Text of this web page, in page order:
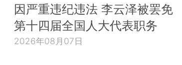
因严重违纪违法 李云泽被罢免
第十四届全国人大代表职务
2026年08月07日